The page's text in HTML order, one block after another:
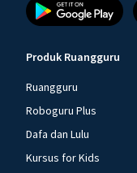
Produk Ruangguru
Ruangguru
Roboguru Plus
Dafa dan Lulu
Kursus for Kids